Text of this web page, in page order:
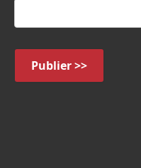
Publier >>